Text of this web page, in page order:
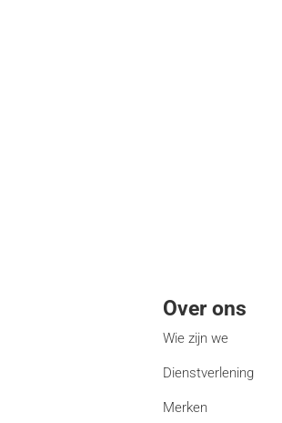
Over ons
Wie zijn we
Dienstverlening
Merken